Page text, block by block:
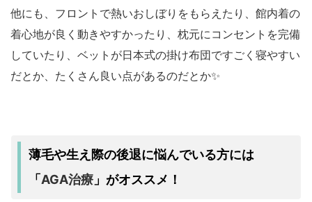
他にも、フロントで熱いおしぼりをもらえたり、館内着の
着心地が良く動きやすかったり、枕元にコンセントを完備
していたり、ベットが日本式の掛け布団ですごく寝やすい
だとか、たくさん良い点があるのだとか✨
薄毛や生え際の後退に悩んでいる方には
「 AGA治療 」がオススメ！